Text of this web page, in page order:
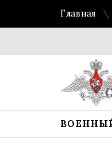
Главная